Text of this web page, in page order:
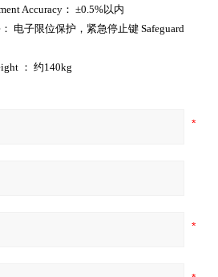
Accuracy： ±0.5%以内
电子限位保护，紧急停止键 Safeguard
： 约140kg